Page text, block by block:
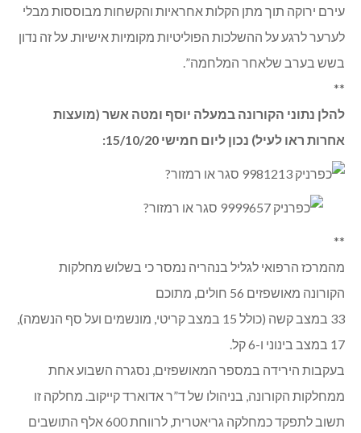
עירם ירוקה תוך מתן הקלות אחראיות והקשחות מבוססות מבלי
לערער לרגע על ההשלכות הפוליטיות מקומיות אישיות. על זה נדון
בשש בערב שלאחר המלחמה”.
**
להלן נתוני הקורונה במעלה יוסף ומטה אשר (מועצות
אחרות ראו לעיל) נכון ליום חמישי 15/10/20:
**
מהמרכז הרפואי לגליל בנהריה נמסר כי בשלוש מחלקות
הקורונה מאושפזים 56 חולים, מתוכם
33 במצב קשה (כולל 15 במצב קריטי, מונשמים ועל סף הנשמה),
17 במצב בינוני ו-6 קל.
בעקבות הירידה במספר המאושפזים, נסגרה השבוע אחת
ממחלקות הקורונה, בניהולו של ד”ר אדוארד קייקוב. מחלקה זו
תשוב לתפקד כמחלקה גריאטרית, לרווחת 600 אלף התושבים